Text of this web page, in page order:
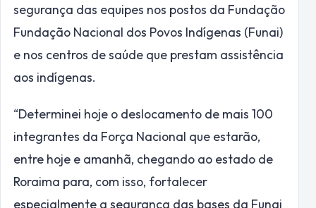
segurança das equipes nos postos da Fundação
Fundação Nacional dos Povos Indígenas (Funai)
e nos centros de saúde que prestam assistência
aos indígenas.
“Determinei hoje o deslocamento de mais 100
integrantes da Força Nacional que estarão,
entre hoje e amanhã, chegando ao estado de
Roraima para, com isso, fortalecer
especialmente a segurança das bases da Funai